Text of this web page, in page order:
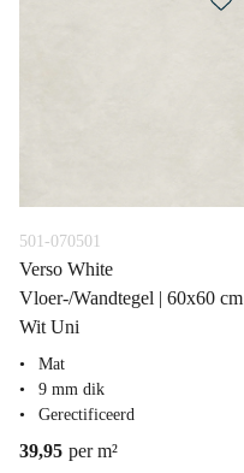
501-070501
Verso White
Vloer-/Wandtegel | 60x60 cm
Wit Uni
Mat
9 mm dik
Gerectificeerd
39,95 per m²